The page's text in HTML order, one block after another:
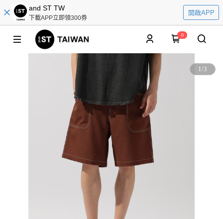
and ST TW
下載APP立即領300券
開啟APP
0
1/3